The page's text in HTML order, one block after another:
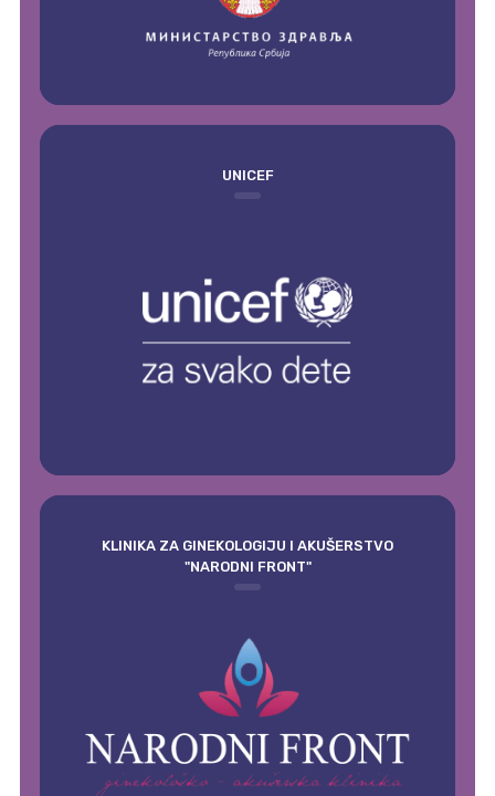
UNICEF
KLINIKA ZA GINEKOLOGIJU I AKUŠERSTVO
"NARODNI FRONT"